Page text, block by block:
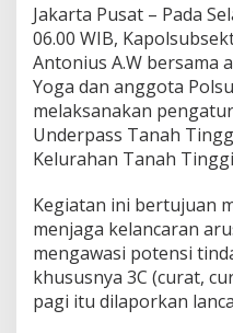
a
l
n
d
i
T
a
n
h
T
n
g
g
Jakarta Pusat – Pada
06.00 WIB,
Antonius A.W bersama
Yoga dan anggota
melaksanakan
Underpass Tanah
Kelurahan Tanah
Kegiatan ini bertujuan
menjaga kelancaran
mengawasi potensi
khususnya 3C (curat,
pagi itu dilaporkan